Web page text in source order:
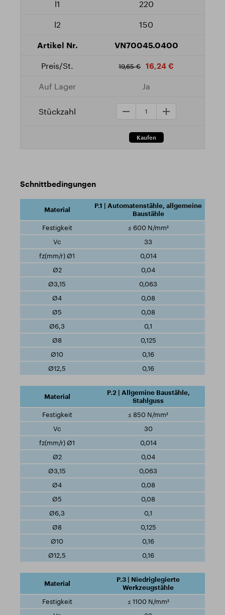
220
150
VN70045.0400
19,65 € 16,24 €
Ja
Schnittbedingungen
P.1 | Automatenstähle, allgemeine
Baustähle
≤ 600 N/mm²
33
0,014
0,04
0,063
0,08
0,08
0,1
0,125
0,16
0,16
P.2 | Allgemine Baustähle,
Stahlguss
≤ 850 N/mm²
30
0,014
0,04
0,063
0,08
0,08
0,1
0,125
0,16
0,16
P.3 | Niedriglegierte
Werkzeugstähle
≤ 1100 N/mm²